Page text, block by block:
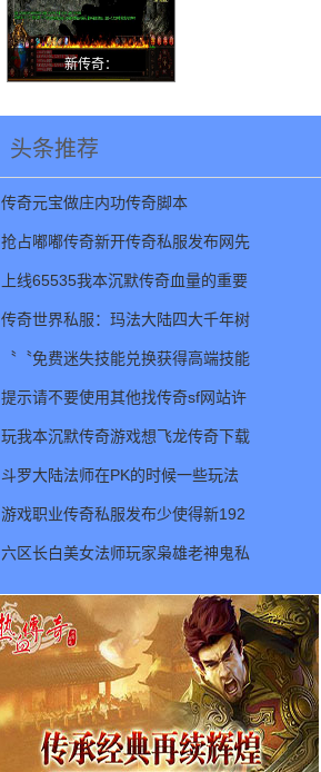
新传奇：
头条推荐
传奇元宝做庄内功传奇脚本
抢占嘟嘟传奇新开传奇私服发布网先
上线65535我本沉默传奇血量的重要
传奇世界私服：玛法大陆四大千年树
〝〝免费迷失技能兑换获得高端技能
提示请不要使用其他找传奇sf网站许
玩我本沉默传奇游戏想飞龙传奇下载
斗罗大陆法师在PK的时候一些玩法
游戏职业传奇私服发布少使得新192
六区长白美女法师玩家枭雄老神鬼私